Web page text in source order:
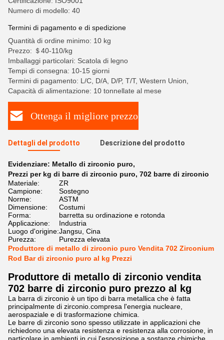
Numero di modello: 40
Termini di pagamento e di spedizione
Quantità di ordine minimo: 10 kg
Prezzo: ＄40-110/kg
Imballaggi particolari: Scatola di legno
Tempi di consegna: 10-15 giorni
Termini di pagamento: L/C, D/A, D/P, T/T, Western Union,
Capacità di alimentazione: 10 tonnellate al mese
Ottenga il migliore prezzo
Dettagli del prodotto Descrizione del prodotto
Evidenziare: Metallo di zirconio puro,
Prezzi per kg di barre di zirconio puro, 702 barre di zirconio
Materiale:
ZR
Campione:
Sostegno
Norme:
ASTM
Dimensione:
Costumi
Forma:
barretta su ordinazione e rotonda
Applicazione:
Industria
Luogo d'origine:Jangsu, Cina
Purezza:
Purezza elevata
Produttore di metallo di zirconio puro Vendita 702 Zirconium
Rod Bar di zirconio puro al kg Prezzi
Produttore di metallo di zirconio vendita
702 barre di zirconio puro prezzo al kg
La barra di zirconio è un tipo di barra metallica che è fatta
principalmente di zirconio.compresa l'energia nucleare,
aerospaziale e di trasformazione chimica.
Le barre di zirconio sono spesso utilizzate in applicazioni che
richiedono una elevata resistenza e resistenza alla corrosione, in